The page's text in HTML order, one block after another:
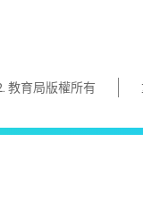
教育局版權所有